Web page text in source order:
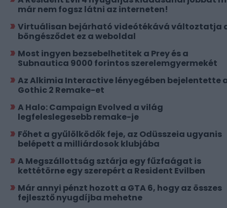
már nem fogsz látni az interneten!
Virtuálisan bejárható videótékává változtatja
böngésződet ez a weboldal
Most ingyen bezsebelhetitek a Prey és a
Subnautica 9000 forintos szerelemgyermekét
Az Alkimia Interactive lényegében bejelentette
Gothic 2 Remake-et
A Halo: Campaign Evolved a világ
legfeleslegesebb remake-je
Főhet a gyűlölködők feje, az Odüsszeia ugyanis
belépett a milliárdosok klubjába
A Megszállottság sztárja egy fűzfaágat is
kettétörne egy szerepért a Resident Evilben
Már annyi pénzt hozott a GTA 6, hogy az összes
fejlesztő nyugdíjba mehetne